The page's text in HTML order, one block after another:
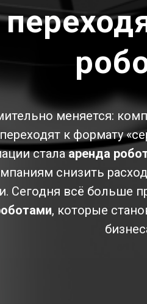
меняется:
к формату
сталааренда
снизить
Сегодня всё
, которые